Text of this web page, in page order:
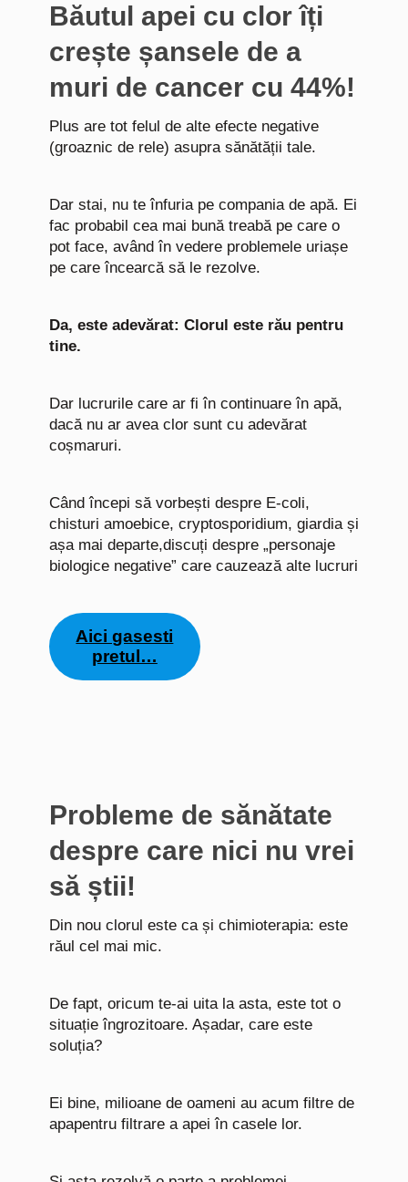
Băutul apei cu clor îți
crește șansele de a
muri de cancer cu 44%!
Plus are tot felul de alte efecte negative
(groaznic de rele) asupra sănătății tale.
Dar stai, nu te înfuria pe compania de apă. Ei
fac probabil cea mai bună treabă pe care o
pot face, având în vedere problemele uriașe
pe care încearcă să le rezolve.
Da, este adevărat: Clorul este rău pentru
tine.
Dar lucrurile care ar fi în continuare în apă,
dacă nu ar avea clor sunt cu adevărat
coșmaruri.
Când începi să vorbești despre E-coli,
chisturi amoebice, cryptosporidium, giardia și
așa mai departe,discuți despre „personaje
biologice negative” care cauzează alte lucruri
Aici gasesti
pretul…
Probleme de sănătate
despre care nici nu vrei
să știi!
Din nou clorul este ca și chimioterapia: este
răul cel mai mic.
De fapt, oricum te-ai uita la asta, este tot o
situație îngrozitoare. Așadar, care este
soluția?
Ei bine, milioane de oameni au acum filtre de
apapentru filtrare a apei în casele lor.